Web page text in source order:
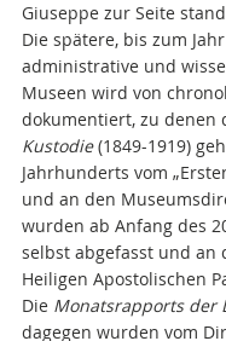
Giuseppe zur Seite
Die spätere, bis zum
administrative und
Museen wird von
dokumentiert, zu denen
Kustodie(1849-1919)
Jahrhunderts vom
und an den
wurden ab Anfang des
selbst abgefasst und an
Heiligen Apostolischen
Die Monatsrapports der
dagegen wurden vom